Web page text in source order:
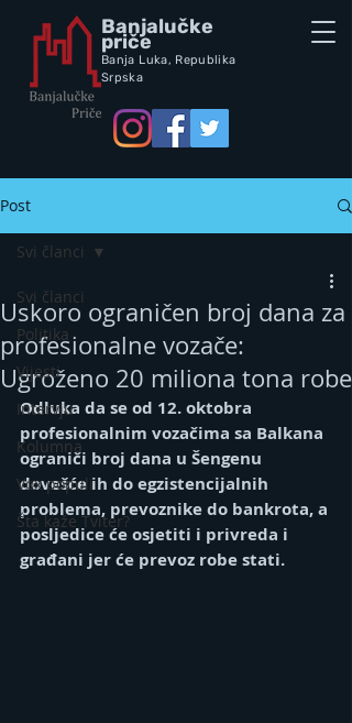
Banjalučke
priče
Banja Luka, Republika
Srpska
Post
Svi članci
Politika
Vijesti
Intervju
Kolumna
Vox populi
Šta kaže Tviter?
Svi članci
Uskoro ograničen broj dana za
profesionalne vozače:
Ugroženo 20 miliona tona robe
Odluka da se od 12. oktobra
profesionalnim vozačima sa Balkana
ograniči broj dana u Šengenu
dovešće ih do egzistencijalnih
problema, prevoznike do bankrota, a
posljedice će osjetiti i privreda i
građani jer će prevoz robe stati.